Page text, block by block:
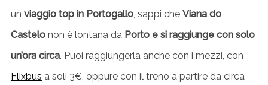
un viaggio top in Portogallo, sappi che Viana do
Castelonon è lontana da Porto e si raggiunge con solo
un’ora circa. Puoi raggiungerla anche con i mezzi, con
Flixbus a soli 3€, oppure con il treno a partire da circa